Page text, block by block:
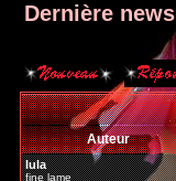
Dernière news
Auteur
lula
fine lame